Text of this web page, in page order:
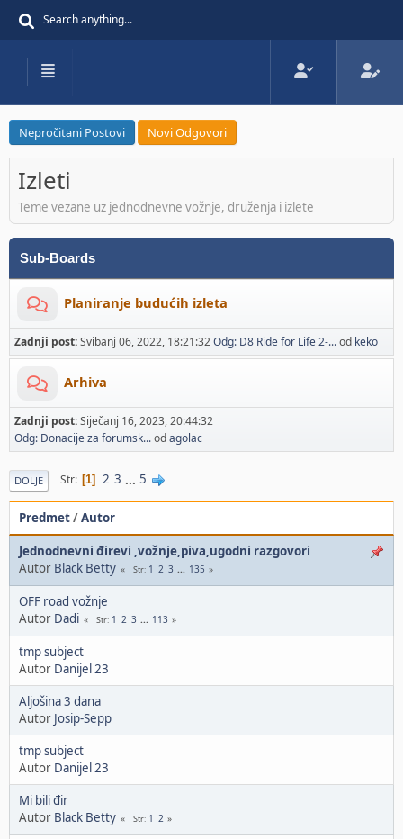
Nepročitani Postovi Novi Odgovori
Izleti
Teme vezane uz jednodnevne vožnje, druženja i izlete
Sub-Boards
Planiranje budućih izleta
Zadnji post:Svibanj 06, 2022, 18:21:32Odg: D8 Ride for Life 2-...od keko
Arhiva
Zadnji post:Siječanj 16, 2023, 20:44:32
Odg: Donacije za forumsk...odagolac
DOLJE Str 1 2 3 ... 5
Predmet/Autor
Jednodnevni đirevi ,vožnje,piva,ugodni razgovori
Autor Black Betty Str 1 2 3 ... 135
OFF road vožnje
Autor Dadi Str 1 2 3 ... 113
tmp subject
Autor Danijel 23
Aljošina 3 dana
Autor Josip-Sepp
tmp subject
Autor Danijel 23
Mi bili đir
Autor Black Betty Str 1 2